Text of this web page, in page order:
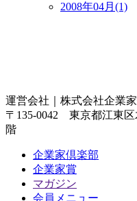
2008年04月(1)
運営会社｜ 株式会社企業
〒135-0042 東京都江東
階
企業家倶楽部
企業家賞
マガジン
会員メニュー